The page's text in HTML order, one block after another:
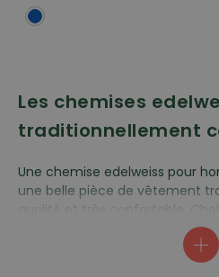
Les chemises
traditionnellement
Une chemise edelweiss pour
une belle pièce de vêtement
qualité et très confortable.
tissu qui convient : l'intérieur
la qualité estivale n'est pas
particulièrement agréables à